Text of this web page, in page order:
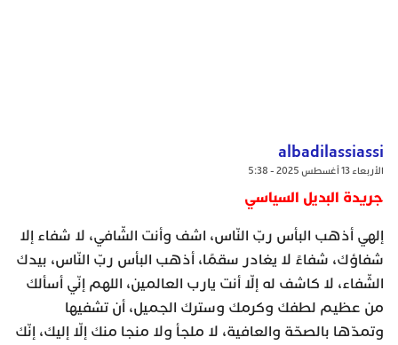
albadilassiassi
الأربعاء 13 أغسطس 2025 - 5:38
جريدة البديل السياسي
إلهي أذهب البأس ربّ النّاس، اشف وأنت الشّافي، لا شفاء إلا
شفاؤك، شفاءً لا يغادر سقمًا، أذهب البأس ربّ النّاس، بيدك
الشّفاء، لا كاشف له إلّا أنت يارب العالمين، اللهم إنّي أسألك
من عظيم لطفك وكرمك وسترك الجميل، أن تشفيها
وتمدّها بالصحّة والعافية، لا ملجأ ولا منجا منك إلّا إليك، إنّك